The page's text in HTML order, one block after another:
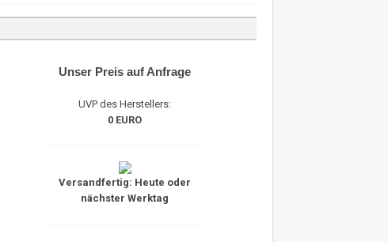
Unser Preis auf Anfrage
UVP des Herstellers:
0 EURO
Versandfertig: Heute oder
nächster Werktag